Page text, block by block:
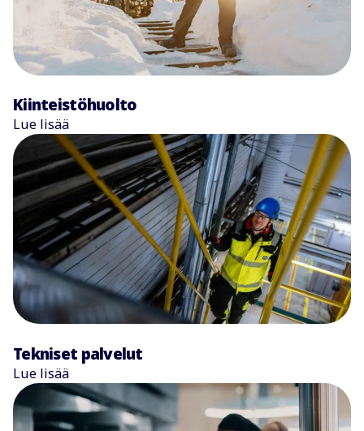
Kiinteistöhuolto
Lue lisää
Tekniset palvelut
Lue lisää